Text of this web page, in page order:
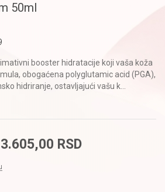
50ml
booster hidratacije koji vaša koža
obogaćena polyglutamic acid (PGA),
hidriranje, ostavljajući vašu k
3.605,00 RSD